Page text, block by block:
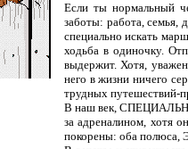
Если ты нормальный
заботы: работа, семья,
специально искать
ходьба в одиночку.
выдержит. Хотя,
него в жизни ничего
трудных путешествий-
В наш век,
за адреналином, хотя
покорены: оба полюса,